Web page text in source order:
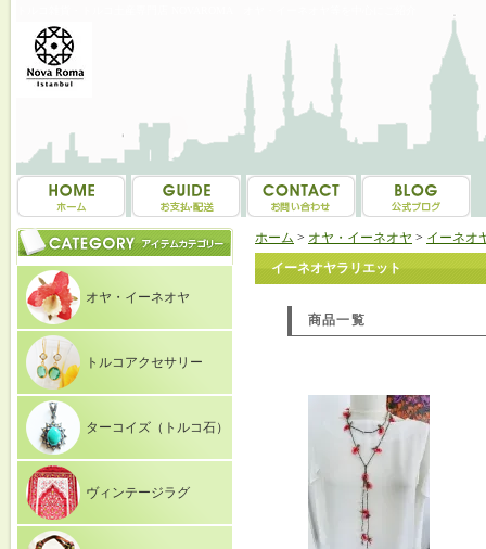
オヤ・イーネオヤ
トルコアクセサリー
ターコイズ（トルコ石）
ヴィンテージラグ
ホーム > オヤ・イーネオヤ > イーネオ
イーネオヤラリエット
商品一覧